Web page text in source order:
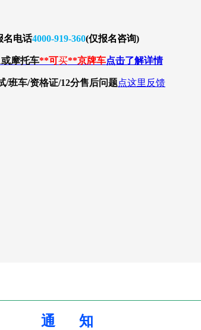
名电话4000-919-360(仅报名咨询)
摩托车**可买**京牌车点击了解详情
/班车/资格证/12分售后问题点这里反馈
通 知